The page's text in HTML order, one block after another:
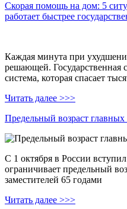
Скорая помощь на дом: 5
работает быстрее
Каждая минута при
решающей. Государственная
система, которая спасает
Читать далее >>>
Предельный возраст главных
С 1 октября в России
ограничивает предельный
заместителей 65 годами
Читать далее >>>